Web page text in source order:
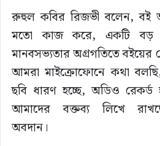
রুহুল কবির রিজভী বলেন, বই
মতো কাজ করে, একটি বড়
মানবসভ্যতার অগ্রগতিতে
আমরা মাইক্রোফোনে কথা
ছবি ধারণ হচ্ছে, অডিও রেকর্ড
আমাদের বক্তব্য লিখে
অবদান।